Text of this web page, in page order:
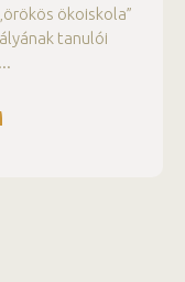
ökoiskola”
tanulói